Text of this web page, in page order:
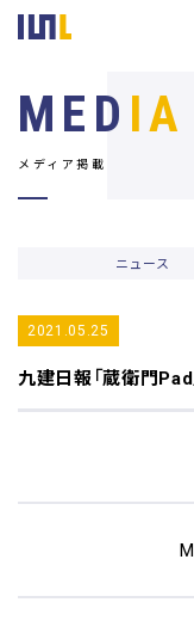
MED IA
メディア掲載
ニュース
2021.05.25
九建日報「蔵衛門